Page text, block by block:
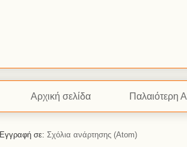
Παλαιότερη
Αρχική σελίδα
Εγγραφή σε: Σχόλια ανάρτησης (Atom)